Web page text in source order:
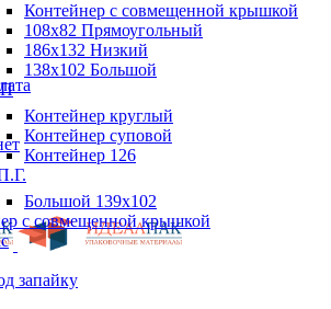
Контейнер с совмещенной крышкой
108х82 Прямоугольный
186х132 Низкий
138х102 Большой
Контейнер круглый
Контейнер суповой
Контейнер 126
Большой 139х102
с совмещенной крышкой
запайку